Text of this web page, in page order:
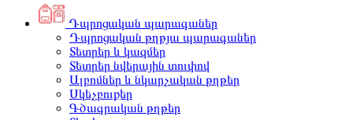
Դպրոցական պարագաներ
Դպրոցական թղթյա պարագաներ
Տետրեր և կազմեր
Տետրեր նվերային տուփով
Ալբոմներ և նկարչական թղթեր
Սկեչբուքեր
Գծագրական թղթեր